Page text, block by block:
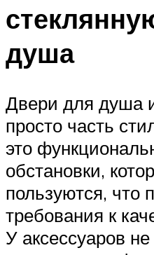
душа
Двери для душа
просто часть
это
обстановки,
пользуются, что
требования к
У аксессуаров